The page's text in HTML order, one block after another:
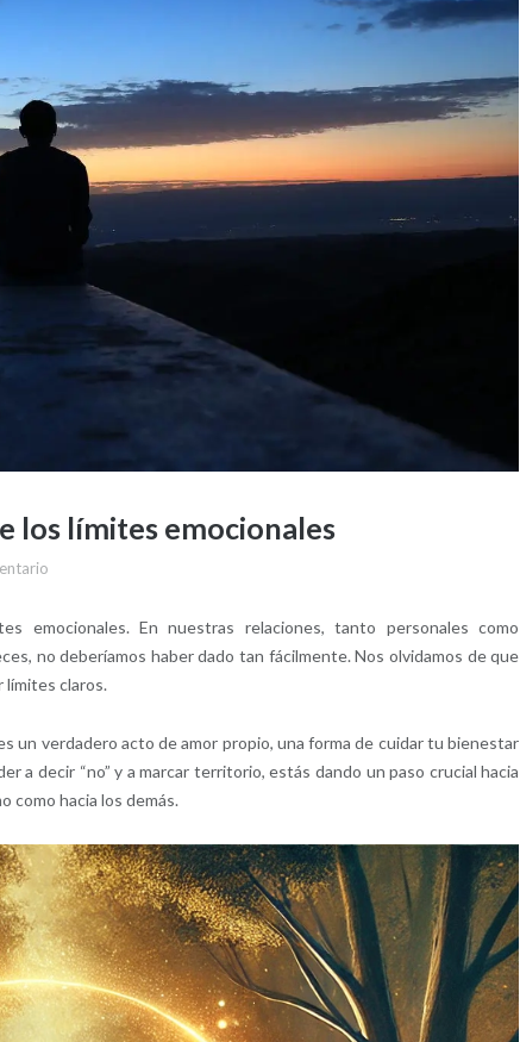
los límites emocionales
emocionales. En nuestras relaciones, tanto personales como
no deberíamos haber dado tan fácilmente. Nos olvidamos de que
claros.
un verdadero acto de amor propio, una forma de cuidar tu bienestar
a decir “no” y a marcar territorio, estás dando un paso crucial hacia
como hacia los demás.